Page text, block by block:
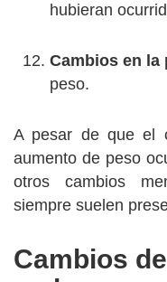
hubieran
Cambios en la
peso.
A pesar de que el
aumento de peso
otros cambios
siempre suelen
Cambios